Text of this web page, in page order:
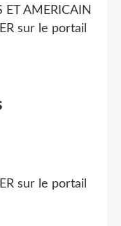
ET AMERICAIN
sur le portail
sur le portail